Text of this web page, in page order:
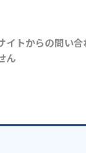
イトからの問い
ん